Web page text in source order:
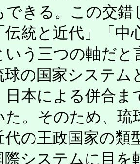
できる。この交
伝統と近代」「中
いう三つの軸だと
の国家システム
日本による併合ま
た。そのため、
代の王政国家の
際システムに目を